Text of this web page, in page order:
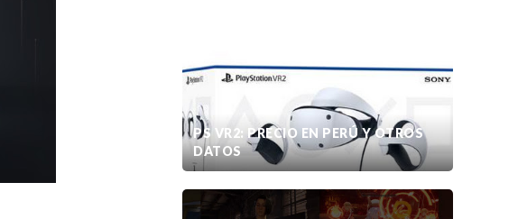
PS VR2: PRECIO EN PERÚ Y OTROS
DATOS